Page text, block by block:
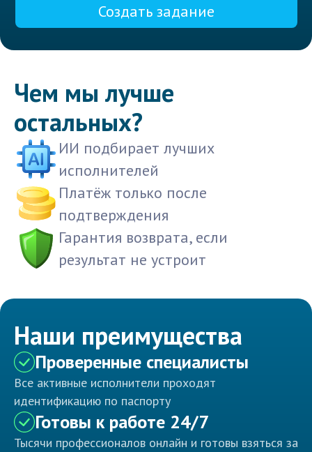
Создать задание
Чем мы лучше
остальных?
ИИ подбирает лучших
исполнителей
Платёж только после
подтверждения
Гарантия возврата, если
результат не устроит
Наши преимущества
Проверенные специалисты
Все активные исполнители проходят
идентификацию по паспорту
Готовы к работе 24/7
Тысячи профессионалов онлайн и готовы взяться за